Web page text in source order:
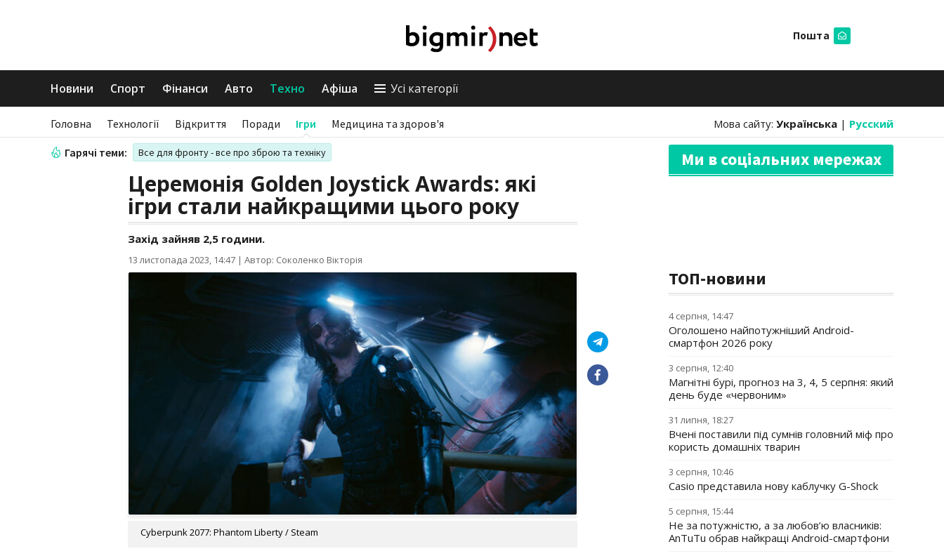
Пошта
Новини Спорт Фінанси Авто Техно Афіша Усі категорії
Головна Технології Відкриття Поради Ігри Медицина та здоров'я Мова сайту: Українська | Русский
Гарячі теми: Все для фронту - все про зброю та техніку
Церемонія Golden Joystick Awards: які
ігри стали найкращими цього року
Захід зайняв 2,5 години.
13 листопада 2023, 14:47 | Автор: Соколенко Вікторія
Cyberpunk 2077: Phantom Liberty / Steam
Ми в соціальних мережах
ТОП-новини
4 серпня, 14:47
Оголошено найпотужніший Android-
смартфон 2026 року
3 серпня, 12:40
Магнітні бурі, прогноз на 3, 4, 5 серпня: який
день буде «червоним»
31 липня, 18:27
Вчені поставили під сумнів головний міф про
користь домашніх тварин
3 серпня, 10:46
Casio представила нову каблучку G-Shock
5 серпня, 15:44
Не за потужністю, а за любов’ю власників:
AnTuTu обрав найкращі Android-смартфони